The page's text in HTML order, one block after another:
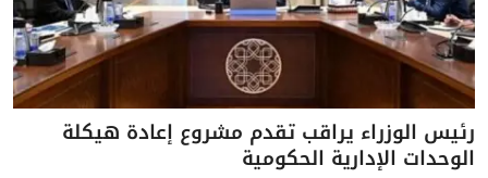
رئيس الوزراء يراقب تقدم مشروع إعادة هيكلة
الوحدات الإدارية الحكومية